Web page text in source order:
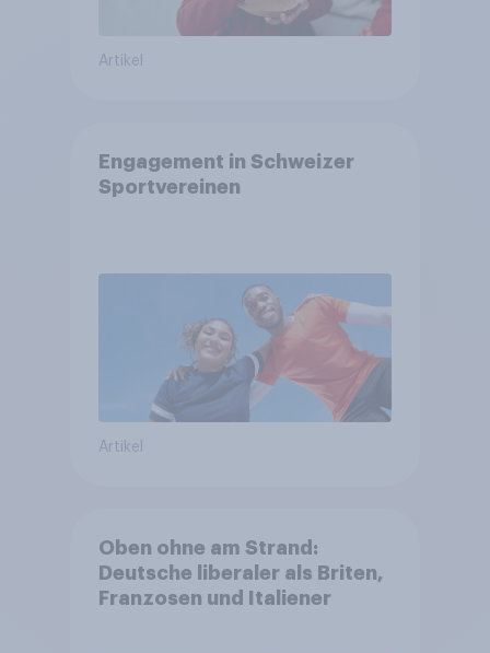
Artikel
Engagement in Schweizer
Sportvereinen
Artikel
Oben ohne am Strand:
Deutsche liberaler als Briten,
Franzosen und Italiener